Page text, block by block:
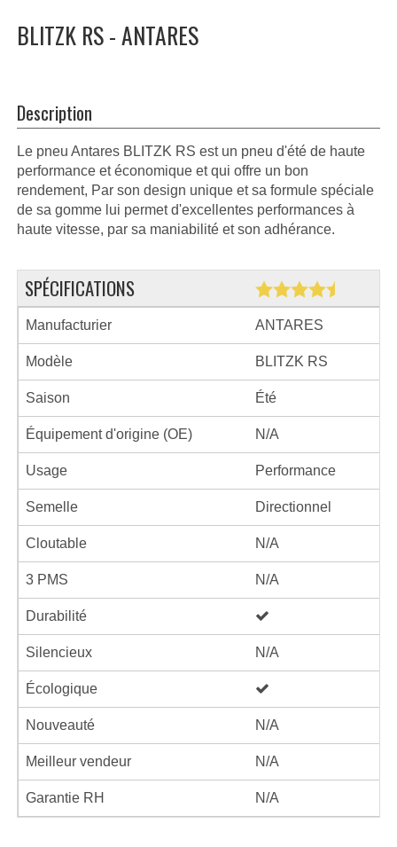
BLITZK RS - ANTARES
Description
Le pneu Antares BLITZK RS est un pneu d'été de haute
performance et économique et qui offre un bon
rendement, Par son design unique et sa formule spéciale
de sa gomme lui permet d'excellentes performances à
haute vitesse, par sa maniabilité et son adhérance.
SPÉCIFICATIONS
Manufacturier ANTARES
Modèle BLITZK RS
Saison Été
Équipement d'origine (OE) N/A
Usage Performance
Semelle Directionnel
Cloutable N/A
3 PMS N/A
Durabilité
Silencieux N/A
Écologique
Nouveauté N/A
Meilleur vendeur N/A
Garantie RH N/A